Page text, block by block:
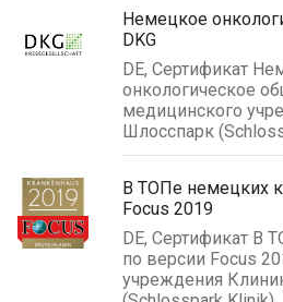
Немецкое
DKG
DE, Сертификат
онкологическое
медицинского
Шлосспарк
В ТОПе немецких
Focus 2019
DE, Сертификат В
по версии Focus
учреждения